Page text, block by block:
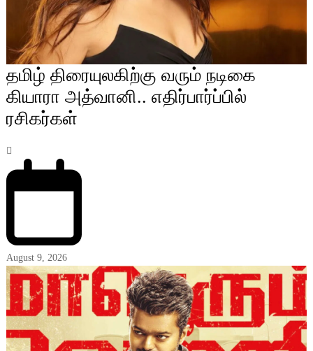
தமிழ் திரையுலகிற்கு வரும் நடிகை
கியாரா அத்வானி.. எதிர்பார்ப்பில்
ரசிகர்கள்
August 9, 2026